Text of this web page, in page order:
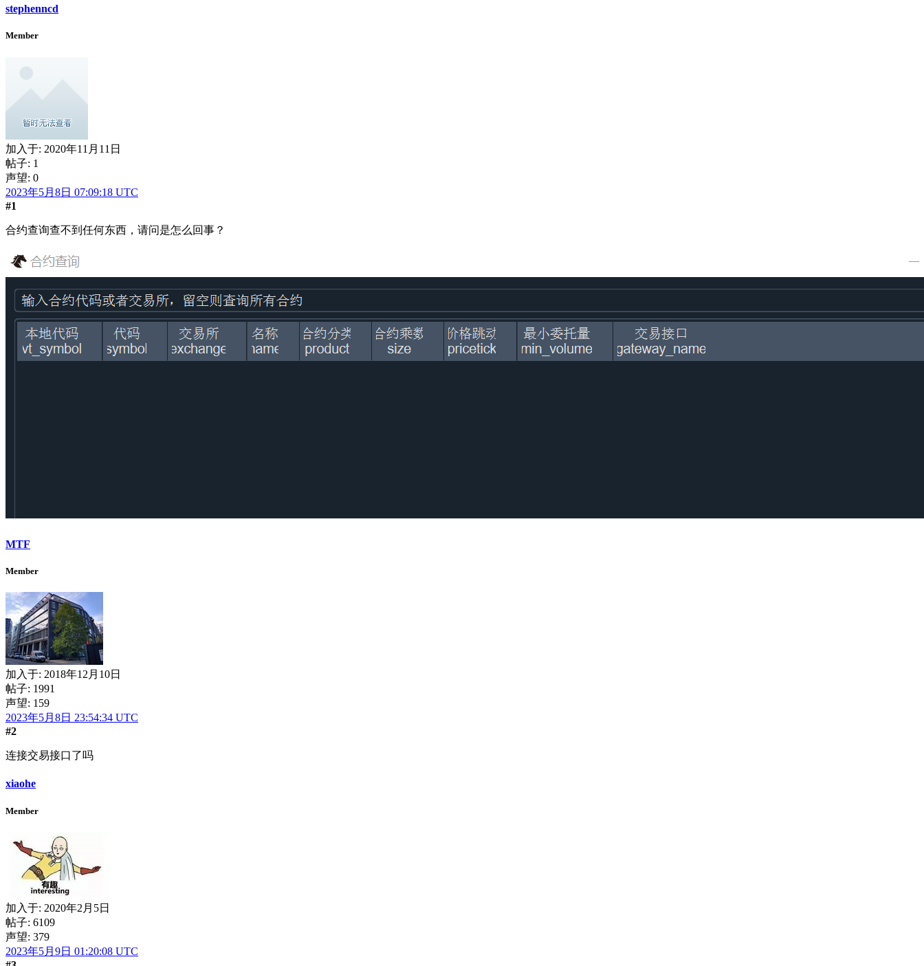
stephenncd
Member
加入于: 2020年11月11日
帖子: 1
声望: 0
2023年5月8日 07:09:18 UTC
#1
合约查询查不到任何东西，请问是怎么回事？
MTF
Member
加入于: 2018年12月10日
帖子: 1991
声望: 159
2023年5月8日 23:54:34 UTC
#2
连接交易接口了吗
xiaohe
Member
加入于: 2020年2月5日
帖子: 6109
声望: 379
2023年5月9日 01:20:08 UTC